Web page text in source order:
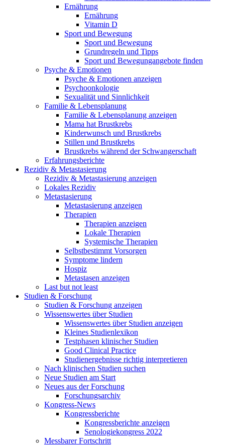
Ernährung
Ernährung
Vitamin D
Sport und Bewegung
Sport und Bewegung
Grundregeln und Tipps
Sport und Bewegungangebote finden
Psyche & Emotionen
Psyche & Emotionen anzeigen
Psychoonkologie
Sexualität und Sinnlichkeit
Familie & Lebensplanung
Familie & Lebensplanung anzeigen
Mama hat Brustkrebs
Kinderwunsch und Brustkrebs
Stillen und Brustkrebs
Brustkrebs während der Schwangerschaft
Erfahrungsberichte
Rezidiv & Metastasierung
Rezidiv & Metastasierung anzeigen
Lokales Rezidiv
Metastasierung
Metastasierung anzeigen
Therapien
Therapien anzeigen
Lokale Therapien
Systemische Therapien
Selbstbestimmt Vorsorgen
Symptome lindern
Hospiz
Metastasen anzeigen
Last but not least
Studien & Forschung
Studien & Forschung anzeigen
Wissenswertes über Studien
Wissenswertes über Studien anzeigen
Kleines Studienlexikon
Testphasen klinischer Studien
Good Clinical Practice
Studienergebnisse richtig interpretieren
Nach klinischen Studien suchen
Neue Studien am Start
Neues aus der Forschung
Forschungsarchiv
Kongress-News
Kongressberichte
Kongressberichte anzeigen
Senologiekongress 2022
Messbarer Fortschritt